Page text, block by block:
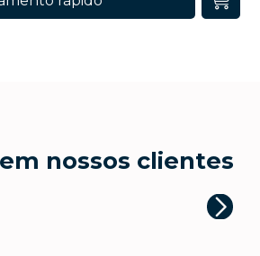
nossos clientes